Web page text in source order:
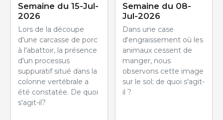
Semaine du 15-Jul-
2026
Lors de la découpe
d'une carcasse de porc
à l'abattoir, la présence
d'un processus
suppuratif situé dans la
colonne vertébrale a
été constatée. De quoi
s'agit-il?
Semaine du 08-
Jul-2026
Dans une case
d'engraissement où les
animaux cessent de
manger, nous
observons cette image
sur le sol; de quoi s'agit-
il ?